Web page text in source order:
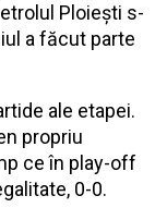
Ploiești s-
a făcut parte
ale etapei.
propriu
ce în play-off
0-0.